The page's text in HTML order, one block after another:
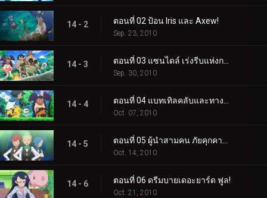
14 - 2 ตอนที่ 02 ป้อน Iris และ Axew!
Sep. 23, 2010
14 - 3
Sep. 30, 2010
14 - 4
Oct. 07, 2010
14 - 5
Oct. 14, 2010
14 - 6 ตอนที่ 06 ดรีมบายเดอะยาร์ด ฟูล!
Oct. 21, 2010